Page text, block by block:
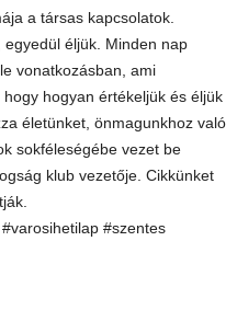
a társas kapcsolatok.
éljük. Minden nap
vonatkozásban, ami
hogyan értékeljük és éljük
életünket, önmagunkhoz való
sokféleségébe vezet be
klub vezetője. Cikkünket
#szentes